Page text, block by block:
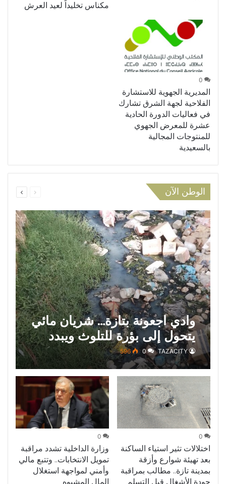
مكناس تخليداً لعيد العرش
0
المديرية الجهوية للاستشارة
الفلاحية لجهة الشرق تشارك
في فعاليات الدورة الحادية
عشرة للمعرض الجهوي
للمنتوجات المجالية
بالسعيدية
الوطن الآن
الصفحة
وادي اجعونة بتازة… شريان مائي
يتحول إلى بؤرة للتلوث ويبدد
حلم متنزه بيئي
TAZACITY
0
596
0
اختلالات تثير استياء الساكنة
بعد تهيئة شوارع وأزقة
بمدينة تازة.. مطالب بمراقبة
جودة الأشغال قبل التسلم
0
وزارة الداخلية تشدد مراقبة
تمويل الانتخابات.. وتتبع مالي
وأمني لمواجهة استغلال
المال المشبوه